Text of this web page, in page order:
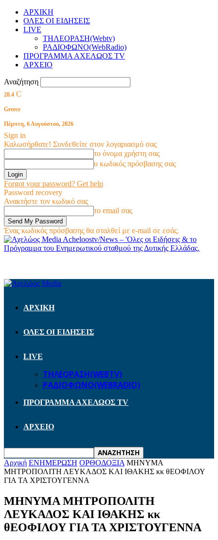
ΑΡΧΙΚΗ
ΟΛΕΣ ΟΙ ΕΙΔΗΣΕΙΣ
LIVE
ΤΗΛΕΟΡΑΣΗ(Webtv)
ΡΑΔΙΟΦΩΝΟ(WebRadio)
ΠΡΟΓΡΑΜΜΑ ΑΧΕΛΩΟΣ TV
ΑΡΧΕΙΟ
Αναζήτηση
28.4 C
Greece
Πέμπτη, 6 Αυγούστου, 2026
Sign in
Καλωσήρθατε! Συνδεθείτε στον λογαριασμό σας
το όνομα χρήστη σας
ο κωδικός πρόσβασης σας
Forgot your password? Get help
Password recovery
Ανακτήστε τον κωδικό σας
το email σας
Ένας κωδικός πρόσβασης θα σταλθεί με e-mail σε εσάς.
Acheloostv/News – 'Ολες οι Ειδήσεις & το
Πρόγραμμα του Ενημερωτικού σταθμού της Δυτικής Ελλάδας.
ΑΡΧΙΚΗ
ΟΛΕΣ ΟΙ ΕΙΔΗΣΕΙΣ
LIVE
ΤΗΛΕΟΡΑΣΗ(WEBTV)
ΡΑΔΙΟΦΩΝΟ(WEBRADIO)
ΠΡΟΓΡΑΜΜΑ ΑΧΕΛΩΟΣ TV
ΑΡΧΕΙΟ
Αρχική ΕΝΗΜΕΡΩΣΗ ΟΡΘΟΔΟΞΙΑ ΜΗΝΥΜΑ
ΜΗΤΡΟΠΟΛΙΤΗ ΛΕΥΚΑΔΟΣ ΚΑΙ ΙΘΑΚΗΣ κκ θΕΟΦΙΛΟΥ
ΓΙΑ ΤΑ ΧΡΙΣΤΟΥΓΕΝΝΑ
ΜΗΝΥΜΑ ΜΗΤΡΟΠΟΛΙΤΗ
ΛΕΥΚΑΔΟΣ ΚΑΙ ΙΘΑΚΗΣ κκ
θΕΟΦΙΛΟΥ ΓΙΑ ΤΑ ΧΡΙΣΤΟΥΓΕΝΝΑ